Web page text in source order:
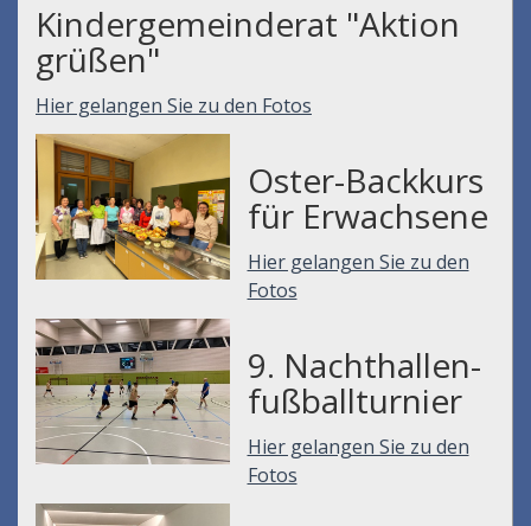
Kindergemeinderat "Aktion
grüßen"
Hier gelangen Sie zu den Fotos
Oster-Backkurs
für Erwachsene
Hier gelangen Sie zu den
Fotos
9. Nachthallen-
fußballturnier
Hier gelangen Sie zu den
Fotos